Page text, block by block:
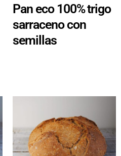
Pan eco 100% trigo
sarraceno con
semillas